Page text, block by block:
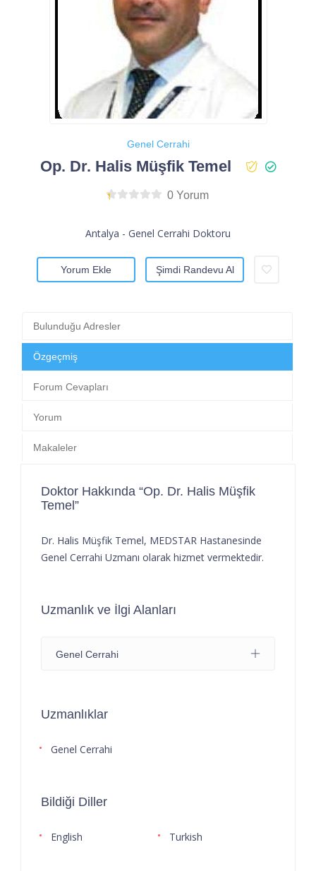
Genel Cerrahi
Op. Dr. Halis Müşfik Temel
0 Yorum
Antalya - Genel Cerrahi Doktoru
Yorum Ekle Şimdi Randevu Al
Bulunduğu Adresler
Özgeçmiş
Forum Cevapları
Yorum
Makaleler
Doktor Hakkında “Op. Dr. Halis Müşfik
Temel”
Dr. Halis Müşfik Temel, MEDSTAR Hastanesinde
Genel Cerrahi Uzmanı olarak hizmet vermektedir.
Uzmanlık ve İlgi Alanları
Genel Cerrahi
Uzmanlıklar
Genel Cerrahi
Bildiği Diller
English Turkish